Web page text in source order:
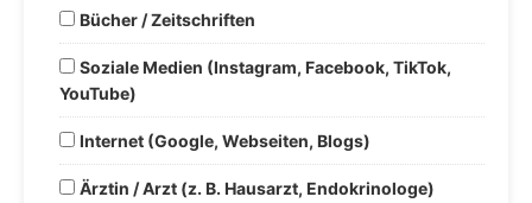
Bücher / Zeitschriften
Soziale Medien (Instagram, Facebook, TikTok,
YouTube)
Internet (Google, Webseiten, Blogs)
Ärztin / Arzt (z. B. Hausarzt, Endokrinologe)